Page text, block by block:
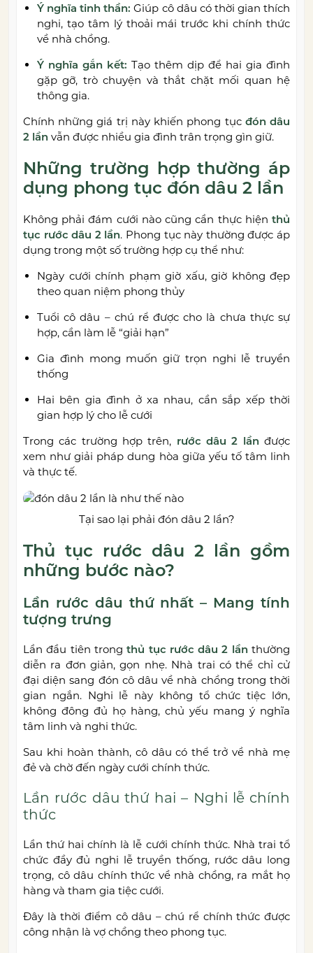
Ý nghĩa tinh thần: Giúp cô dâu có thời gian thích
nghi, tạo tâm lý thoải mái trước khi chính thức
về nhà chồng.
Ý nghĩa gắn kết: Tạo thêm dịp để hai gia đình
gặp gỡ, trò chuyện và thắt chặt mối quan hệ
thông gia.
Chính những giá trị này khiến phong tục đón dâu
2 lần vẫn được nhiều gia đình trân trọng gìn giữ.
Những trường hợp thường áp
dụng phong tục đón dâu 2 lần
Không phải đám cưới nào cũng cần thực hiện thủ
tục rước dâu 2 lần. Phong tục này thường được áp
dụng trong một số trường hợp cụ thể như:
Ngày cưới chính phạm giờ xấu, giờ không đẹp
theo quan niệm phong thủy
Tuổi cô dâu – chú rể được cho là chưa thực sự
hợp, cần làm lễ “giải hạn”
Gia đình mong muốn giữ trọn nghi lễ truyền
thống
Hai bên gia đình ở xa nhau, cần sắp xếp thời
gian hợp lý cho lễ cưới
Trong các trường hợp trên, rước dâu 2 lần được
xem như giải pháp dung hòa giữa yếu tố tâm linh
và thực tế.
Tại sao lại phải đón dâu 2 lần?
Thủ tục rước dâu 2 lần gồm
những bước nào?
Lần rước dâu thứ nhất – Mang tính
tượng trưng
Lần đầu tiên trongthủ tục rước dâu 2 lần thường
diễn ra đơn giản, gọn nhẹ. Nhà trai có thể chỉ cử
đại diện sang đón cô dâu về nhà chồng trong thời
gian ngắn. Nghi lễ này không tổ chức tiệc lớn,
không đông đủ họ hàng, chủ yếu mang ý nghĩa
tâm linh và nghi thức.
Sau khi hoàn thành, cô dâu có thể trở về nhà mẹ
đẻ và chờ đến ngày cưới chính thức.
Lần rước dâu thứ hai – Nghi lễ chính
thức
Lần thứ hai chính là lễ cưới chính thức. Nhà trai tổ
chức đầy đủ nghi lễ truyền thống, rước dâu long
trọng, cô dâu chính thức về nhà chồng, ra mắt họ
hàng và tham gia tiệc cưới.
Đây là thời điểm cô dâu – chú rể chính thức được
công nhận là vợ chồng theo phong tục.